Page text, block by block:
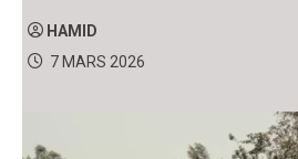
HAMID
7 MARS 2026